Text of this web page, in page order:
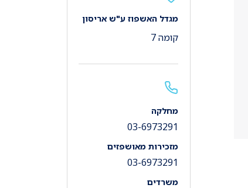
מגדל האשפוז ע"ש אריסון
קומה 7
מחלקה
03-6973291
מזכירות מאושפזים
03-6973291
משרדים